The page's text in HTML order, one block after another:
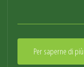
Per saperne di più